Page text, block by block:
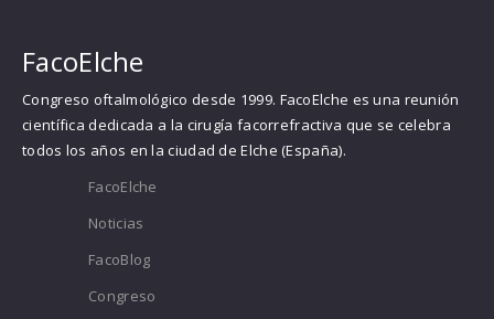
FacoElche
Congreso oftalmológico desde 1999. FacoElche es una reunión
científica dedicada a la cirugía facorrefractiva que se celebra
todos los años en la ciudad de Elche (España).
FacoElche
Noticias
FacoBlog
Congreso